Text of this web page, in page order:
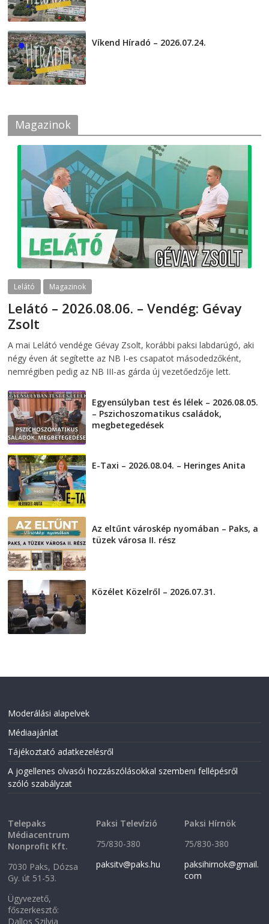
Víkend Híradó – 2026.07.24.
Magazinok
Lelátó Magazinok
Lelátó – 2026.08.06. – Vendég: Gévay
Zsolt
A mai Lelátó vendége Gévay Zsolt, korábbi paksi labdarúgó, aki
négy éven át segítette az NB I-es csapatot másodedzőként,
nemrégiben pedig az NB III-as gárda új vezetőedzője lett.
Egyensúlyban test és lélek – 2026.08.05.
– Pszichoszomatikus családok,
megbetegedések
E-Taxi – 2026.08.04. – Heringes Anita
Az eltűnt városkép nyomában – Paks, a
tüzek városa II. rész
Közélet Közelről – 2026.07.31.
Moderálási alapelvek
Médiaajánlat
Tájékoztató adatkezelésről
A jogellenes olvasói hozzászólásokkal szembeni fellépésről
szóló szabályzat
Telepaks
Médiacentrum
Nonprofit Kft.
7030 Paks, Dózsa
Gy. út 51-53.
Ügyvezető,
főszerkesztő:
Dallos Szilvia
Paksi Televízió
75/830-380
paksitv@paks.hu
Paksi Hírnök
75/830-380
paksihirnok@gmail.
com